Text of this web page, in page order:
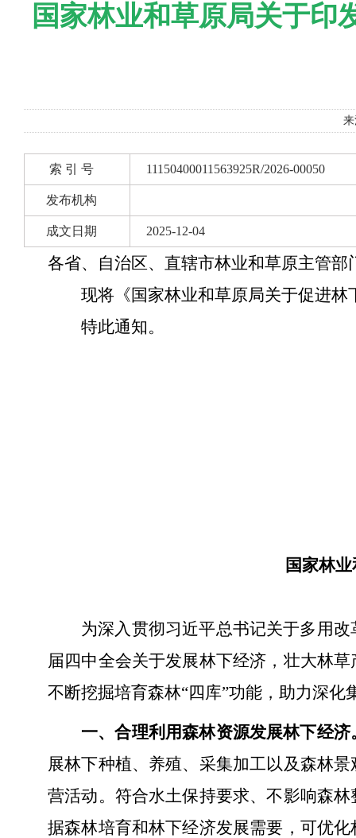
国家林业和草原局关于印
索 引 号 11150400011563925R/2026-00050
发布机构
成文日期 2025-12-04
各省、自治区、直辖市林业和草原主管
现将《国家林业和草原局关于促进
特此通知。
国家林
为深入贯彻习近平总书记关于多用
届四中全会关于发展林下经济，壮大林
不断挖掘培育森林“四库”功能，助力深
一、合理利用森林资源发展林下经济
展林下种植、养殖、采集加工以及森林
营活动。符合水土保持要求、不影响森
据森林培育和林下经济发展需要，可优